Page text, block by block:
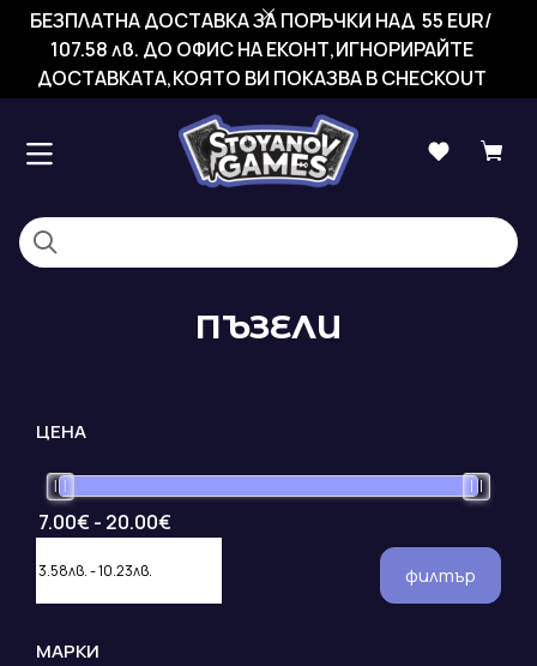
БЕЗПЛАТНА ДОСТАВКА ЗА ПОРЪЧКИ НАД 55 EUR/
107.58 лв. ДО ОФИС НА ЕКОНТ,ИГНОРИРАЙТЕ
ДОСТАВКАТА,КОЯТО ВИ ПОКАЗВА В CHECKOUT
ПЪЗЕЛИ
ЦЕНА
филтър
МАРКИ